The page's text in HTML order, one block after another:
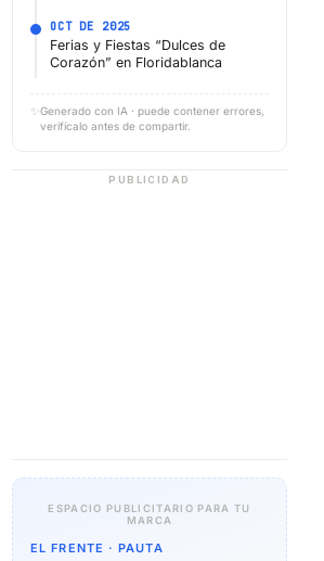
OCT DE 2025
Ferias y Fiestas “Dulces de
Corazón” en Floridablanca
✨ Generado con IA · puede contener errores,
verifícalo antes de compartir.
PUBLICIDAD
ESPACIO PUBLICITARIO PARA TU
MARCA
EL FRENTE · PAUTA